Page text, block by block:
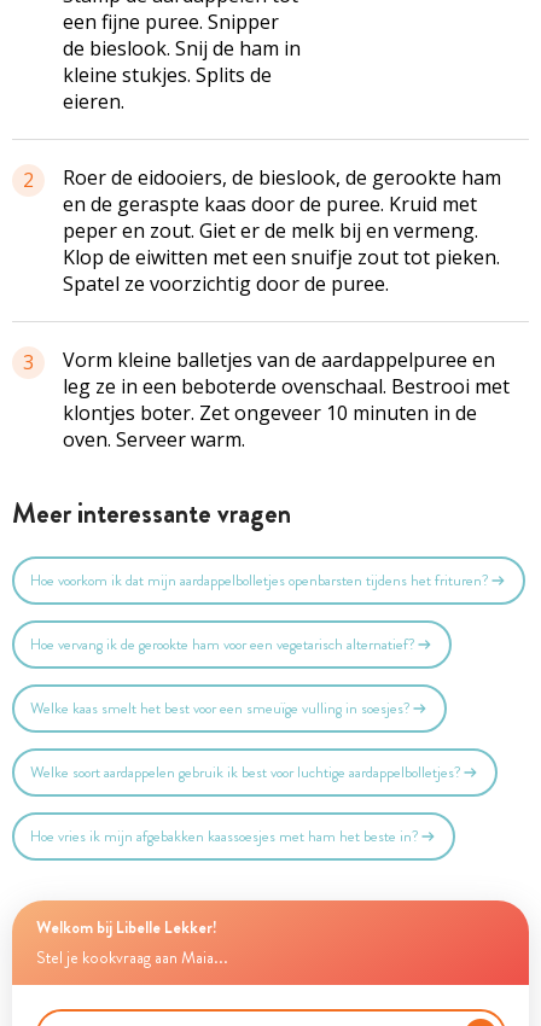
een fijne puree. Snipper
de bieslook. Snij de ham in
kleine stukjes. Splits de
eieren.
2
Roer de eidooiers, de bieslook, de gerookte ham
en de geraspte kaas door de puree. Kruid met
peper en zout. Giet er de melk bij en vermeng.
Klop de eiwitten met een snuifje zout tot pieken.
Spatel ze voorzichtig door de puree.
3
Vorm kleine balletjes van de aardappelpuree en
leg ze in een beboterde ovenschaal. Bestrooi met
klontjes boter. Zet ongeveer 10 minuten in de
oven. Serveer warm.
Meer interessante vragen
Hoe voorkom ik dat mijn aardappelbolletjes openbarsten tijdens het frituren?
Hoe vervang ik de gerookte ham voor een vegetarisch alternatief?
Welke kaas smelt het best voor een smeuïge vulling in soesjes?
Welke soort aardappelen gebruik ik best voor luchtige aardappelbolletjes?
Hoe vries ik mijn afgebakken kaassoesjes met ham het beste in?
Welkom bij Libelle Lekker!
Stel je kookvraag aan Maia...